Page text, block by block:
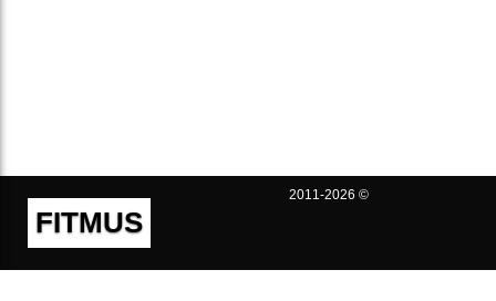
FITMUS
2011-2026 ©